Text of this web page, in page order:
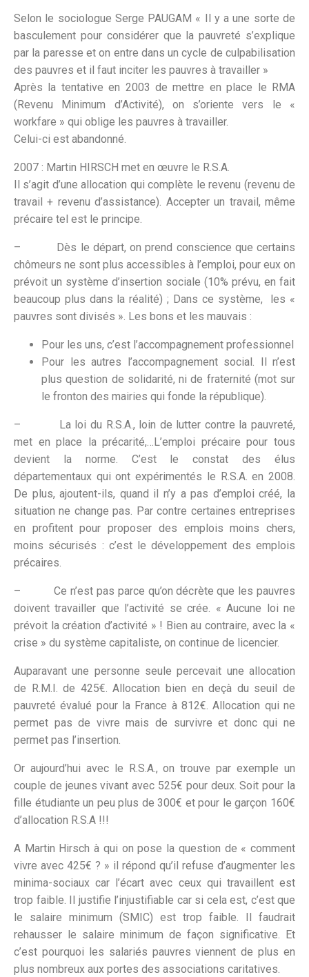
Selon le sociologue Serge PAUGAM « Il y a une sorte de
basculement pour considérer que la pauvreté s’explique
par la paresse et on entre dans un cycle de culpabilisation
des pauvres et il faut inciter les pauvres à travailler »
Après la tentative en 2003 de mettre en place le RMA
(Revenu Minimum d’Activité), on s’oriente vers le «
workfare » qui oblige les pauvres à travailler.
Celui-ci est abandonné.
2007 : Martin HIRSCH met en œuvre le R.S.A.
Il s’agit d’une allocation qui complète le revenu (revenu de
travail + revenu d’assistance). Accepter un travail, même
précaire tel est le principe.
– Dès le départ, on prend conscience que certains
chômeurs ne sont plus accessibles à l’emploi, pour eux on
prévoit un système d’insertion sociale (10% prévu, en fait
beaucoup plus dans la réalité) ; Dans ce système, les «
pauvres sont divisés ». Les bons et les mauvais :
Pour les uns, c’est l’accompagnement professionnel
Pour les autres l’accompagnement social. Il n’est
plus question de solidarité, ni de fraternité (mot sur
le fronton des mairies qui fonde la république).
– La loi du R.S.A., loin de lutter contre la pauvreté,
met en place la précarité,…L’emploi précaire pour tous
devient la norme. C’est le constat des élus
départementaux qui ont expérimentés le R.S.A. en 2008.
De plus, ajoutent-ils, quand il n’y a pas d’emploi créé, la
situation ne change pas. Par contre certaines entreprises
en profitent pour proposer des emplois moins chers,
moins sécurisés : c’est le développement des emplois
précaires.
– Ce n’est pas parce qu’on décrète que les pauvres
doivent travailler que l’activité se crée. « Aucune loi ne
prévoit la création d’activité » ! Bien au contraire, avec la «
crise » du système capitaliste, on continue de licencier.
Auparavant une personne seule percevait une allocation
de R.M.I. de 425€. Allocation bien en deçà du seuil de
pauvreté évalué pour la France à 812€. Allocation qui ne
permet pas de vivre mais de survivre et donc qui ne
permet pas l’insertion.
Or aujourd’hui avec le R.S.A., on trouve par exemple un
couple de jeunes vivant avec 525€ pour deux. Soit pour la
fille étudiante un peu plus de 300€ et pour le garçon 160€
d’allocation R.S.A !!!
A Martin Hirsch à qui on pose la question de « comment
vivre avec 425€ ? » il répond qu’il refuse d’augmenter les
minima-sociaux car l’écart avec ceux qui travaillent est
trop faible. Il justifie l’injustifiable car si cela est, c’est que
le salaire minimum (SMIC) est trop faible. Il faudrait
rehausser le salaire minimum de façon significative. Et
c’est pourquoi les salariés pauvres viennent de plus en
plus nombreux aux portes des associations caritatives.